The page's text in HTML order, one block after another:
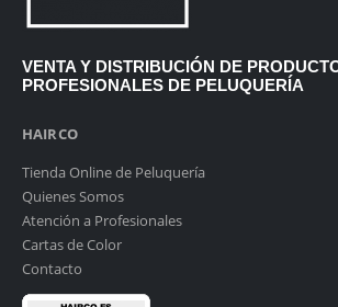
VENTA Y DISTRIBUCIÓN DE
PROFESIONALES DE PELUQUERÍA
HAIRCO
Tienda Online de Peluquería
Quienes Somos
Atención a Profesionales
Cartas de Color
Contacto